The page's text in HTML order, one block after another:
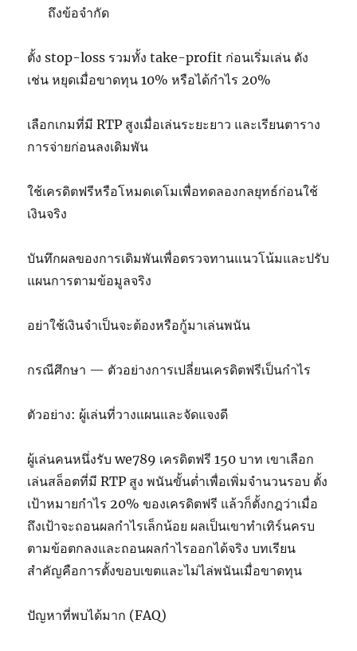
ถึงข้อจำกัด
ตั้ง stop-loss รวมทั้ง take-profit ก่อนเริ่มเล่น ดัง
เช่น หยุดเมื่อขาดทุน 10% หรือได้กำไร 20%
เลือกเกมที่มี RTP สูงเมื่อเล่นระยะยาว และเรียนตาราง
การจ่ายก่อนลงเดิมพัน
ใช้เครดิตฟรีหรือโหมดเดโมเพื่อทดลองกลยุทธ์ก่อนใช้
เงินจริง
บันทึกผลของการเดิมพันเพื่อตรวจทานแนวโน้มและปรับ
แผนการตามข้อมูลจริง
อย่าใช้เงินจำเป็นจะต้องหรือกู้มาเล่นพนัน
กรณีศึกษา — ตัวอย่างการเปลี่ยนเครดิตฟรีเป็นกำไร
ตัวอย่าง: ผู้เล่นที่วางแผนและจัดแจงดี
ผู้เล่นคนหนึ่งรับ we789 เครดิตฟรี 150 บาท เขาเลือก
เล่นสล็อตที่มี RTP สูง พนันขั้นต่ำเพื่อเพิ่มจำนวนรอบ ตั้ง
เป้าหมายกำไร 20% ของเครดิตฟรี แล้วก็ตั้งกฎว่าเมื่อ
ถึงเป้าจะถอนผลกำไรเล็กน้อย ผลเป็นเขาทำเทิร์นครบ
ตามข้อตกลงและถอนผลกำไรออกได้จริง บทเรียน
สำคัญคือการตั้งขอบเขตและไม่ไล่พนันเมื่อขาดทุน
ปัญหาที่พบได้มาก (FAQ)